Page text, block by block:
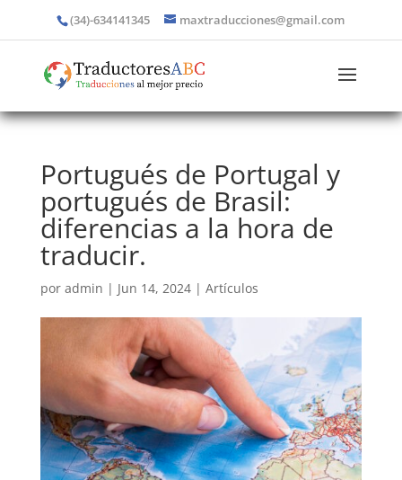
(34)-634141345 maxtraducciones@gmail.com
Portugués de Portugal y
portugués de Brasil:
diferencias a la hora de
traducir.
por admin | Jun 14, 2024| Artículos